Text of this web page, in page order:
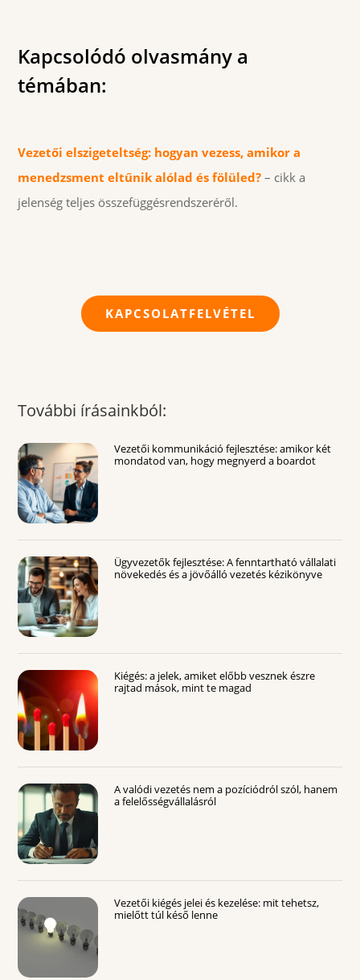
Kapcsolódó olvasmány a
témában:
Vezetői elszigeteltség: hogyan vezess, amikor a
menedzsment eltűnik alólad és fölüled? – cikk a
jelenség teljes összefüggésrendszeréről.
KAPCSOLATFELVÉTEL
További írásainkból:
Vezetői kommunikáció fejlesztése: amikor két
mondatod van, hogy megnyerd a boardot
Ügyvezetők fejlesztése: A fenntartható vállalati
növekedés és a jövőálló vezetés kézikönyve
Kiégés: a jelek, amiket előbb vesznek észre
rajtad mások, mint te magad
A valódi vezetés nem a pozíciódról szól, hanem
a felelősségvállalásról
Vezetői kiégés jelei és kezelése: mit tehetsz,
mielőtt túl késő lenne